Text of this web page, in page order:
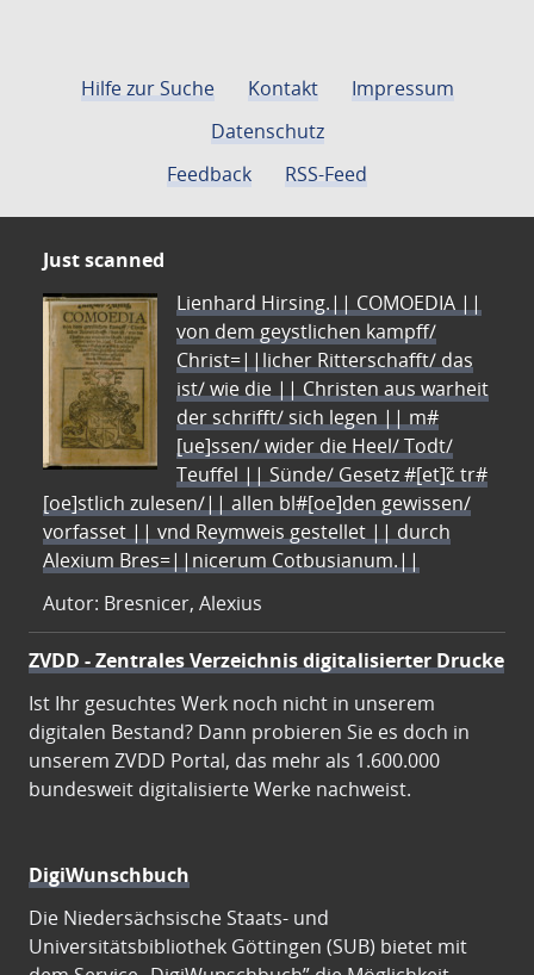
Hilfe zur Suche Kontakt
Impressum
Datenschutz
Feedback
RSS-Feed
Just scanned
Lienhard Hirsing.|| COMOEDIA ||
von dem geystlichen kampff/
Christ=||licher Ritterschafft/ das
ist/ wie die || Christen aus warheit
der schrifft/ sich legen || m#
[ue]ssen/ wider die Heel/ Todt/
Teuffel || Sünde/ Gesetz #[et]c̃ tr#
[oe]stlich zulesen/|| allen bl#[oe]den gewissen/
vorfasset || vnd Reymweis gestellet || durch
Alexium Bres=||nicerum Cotbusianum.||
Autor: Bresnicer, Alexius
ZVDD - Zentrales Verzeichnis digitalisierter Drucke
Ist Ihr gesuchtes Werk noch nicht in unserem
digitalen Bestand? Dann probieren Sie es doch in
unserem ZVDD Portal, das mehr als 1.600.000
bundesweit digitalisierte Werke nachweist.
DigiWunschbuch
Die Niedersächsische Staats- und
Universitätsbibliothek Göttingen (SUB) bietet mit